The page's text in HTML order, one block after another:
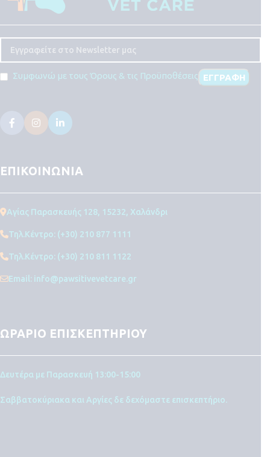
Συμφωνώ με τους Όρους & τις Προϋποθέσεις
ΕΠΙΚΟΙΝΩΝΙΑ
Αγίας Παρασκευής 128, 15232, Χαλάνδρι
Τηλ.Κέντρο: (+30) 210 877 1111
Τηλ.Κέντρο: (+30) 210 811 1122
Email: info@pawsitivevetcare.gr
ΩΡΑΡΙΟ ΕΠΙΣΚΕΠΤΗΡΙΟΥ
Δευτέρα με Παρασκευή 13:00-15:00
Σαββατοκύριακα και Αργίες δε δεχόμαστε επισκεπτήριο.